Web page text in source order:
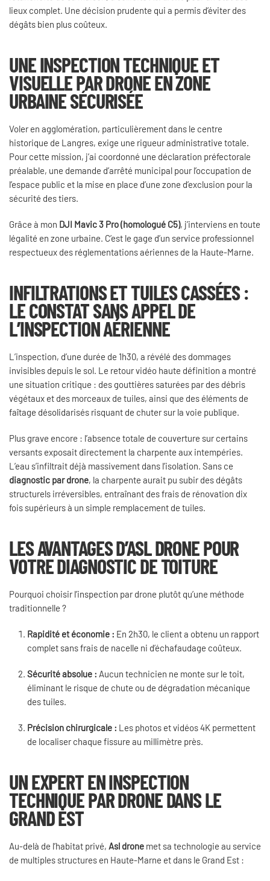
lieux complet. Une décision prudente qui a permis d’éviter des
dégâts bien plus coûteux.
UNE INSPECTION TECHNIQUE ET
VISUELLE PAR DRONE EN ZONE
URBAINE SÉCURISÉE
Voler en agglomération, particulièrement dans le centre
historique de Langres, exige une rigueur administrative totale.
Pour cette mission, j’ai coordonné une déclaration préfectorale
préalable, une demande d’arrêté municipal pour l’occupation de
l’espace public et la mise en place d’une zone d’exclusion pour la
sécurité des tiers.
Grâce à mon DJI Mavic 3 Pro (homologué C5), j’interviens en toute
légalité en zone urbaine. C’est le gage d’un service professionnel
respectueux des réglementations aériennes de la Haute-Marne.
INFILTRATIONS ET TUILES CASSÉES :
LE CONSTAT SANS APPEL DE
L’INSPECTION AÉRIENNE
L’inspection, d’une durée de 1h30, a révélé des dommages
invisibles depuis le sol. Le retour vidéo haute définition a montré
une situation critique : des gouttières saturées par des débris
végétaux et des morceaux de tuiles, ainsi que des éléments de
faîtage désolidarisés risquant de chuter sur la voie publique.
Plus grave encore : l’absence totale de couverture sur certains
versants exposait directement la charpente aux intempéries.
L’eau s’infiltrait déjà massivement dans l’isolation. Sans ce
diagnostic par drone, la charpente aurait pu subir des dégâts
structurels irréversibles, entraînant des frais de rénovation dix
fois supérieurs à un simple remplacement de tuiles.
LES AVANTAGES D’ASL DRONE POUR
VOTRE DIAGNOSTIC DE TOITURE
Pourquoi choisir l’inspection par drone plutôt qu’une méthode
traditionnelle ?
Rapidité et économie : En 2h30, le client a obtenu un rapport
complet sans frais de nacelle ni d’échafaudage coûteux.
Sécurité absolue : Aucun technicien ne monte sur le toit,
éliminant le risque de chute ou de dégradation mécanique
des tuiles.
Précision chirurgicale : Les photos et vidéos 4K permettent
de localiser chaque fissure au millimètre près.
UN EXPERT EN INSPECTION
TECHNIQUE PAR DRONE DANS LE
GRAND EST
Au-delà de l’habitat privé, Asl drone met sa technologie au service
de multiples structures en Haute-Marne et dans le Grand Est :